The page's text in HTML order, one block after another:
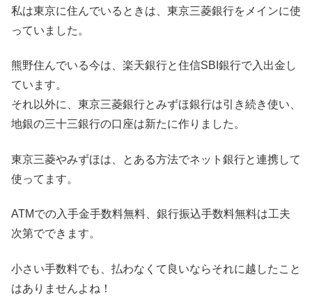
私は東京に住んでいるときは、東京三菱銀行をメインに使
っていました。
熊野住んでいる今は、楽天銀行と住信SBI銀行で入出金し
ています。
それ以外に、東京三菱銀行とみずほ銀行は引き続き使い、
地銀の三十三銀行の口座は新たに作りました。
東京三菱やみずほは、とある方法でネット銀行と連携して
使ってます。
ATMでの入手金手数料無料、銀行振込手数料無料は工夫
次第でできます。
小さい手数料でも、払わなくて良いならそれに越したこと
はありませんよね！